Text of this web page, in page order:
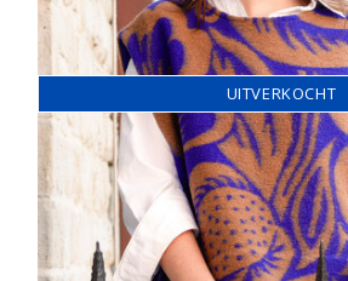
UITVERKOCHT